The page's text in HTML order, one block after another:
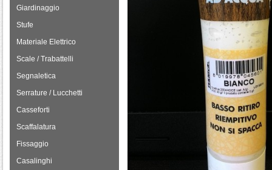
Giardinaggio
Stufe
Materiale Elettrico
Scale / Trabattelli
Segnaletica
Serrature / Lucchetti
Casseforti
Scaffalatura
Fissaggio
Casalinghi